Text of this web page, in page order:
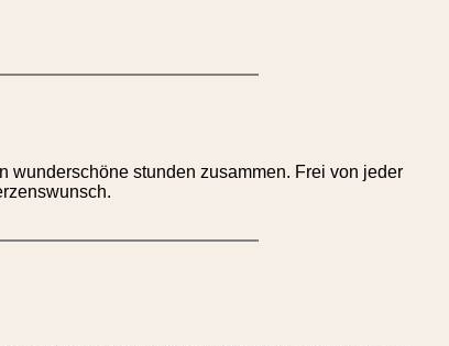
wunderschöne stunden zusammen. Frei von jeder